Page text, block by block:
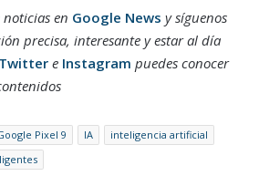
en Google News y síguenos
precisa, interesante y estar al día
Twitter e Instagram puedes conocer
Pixel 9 IA
inteligencia artificial